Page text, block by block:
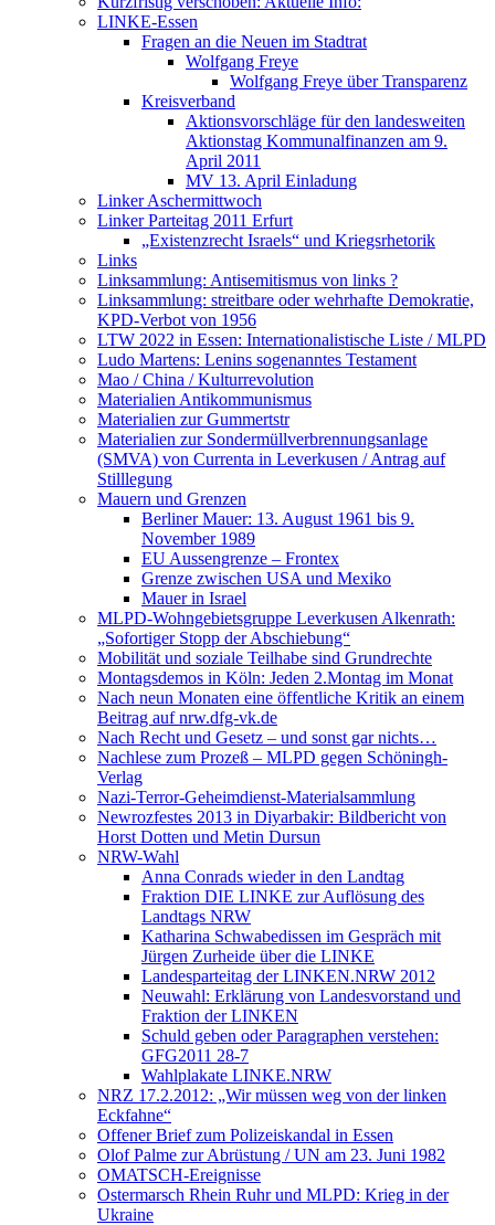
LINKE-Essen
Fragen an die Neuen im Stadtrat
Wolfgang Freye
Wolfgang Freye über Transparenz
Kreisverband
Aktionsvorschläge für den landesweiten
Aktionstag Kommunalfinanzen am 9.
April 2011
MV 13. April Einladung
Linker Aschermittwoch
Linker Parteitag 2011 Erfurt
„Existenzrecht Israels“ und Kriegsrhetorik
Links
Linksammlung: Antisemitismus von links ?
Linksammlung: streitbare oder wehrhafte Demokratie,
KPD-Verbot von 1956
LTW 2022 in Essen: Internationalistische Liste / MLPD
Ludo Martens: Lenins sogenanntes Testament
Mao / China / Kulturrevolution
Materialien Antikommunismus
Materialien zur Gummertstr
Materialien zur Sondermüllverbrennungsanlage
(SMVA) von Currenta in Leverkusen / Antrag auf
Stilllegung
Mauern und Grenzen
Berliner Mauer: 13. August 1961 bis 9.
November 1989
EU Aussengrenze – Frontex
Grenze zwischen USA und Mexiko
Mauer in Israel
MLPD-Wohngebietsgruppe Leverkusen Alkenrath:
„Sofortiger Stopp der Abschiebung“
Mobilität und soziale Teilhabe sind Grundrechte
Montagsdemos in Köln: Jeden 2.Montag im Monat
Nach neun Monaten eine öffentliche Kritik an einem
Beitrag auf nrw.dfg-vk.de
Nach Recht und Gesetz – und sonst gar nichts…
Nachlese zum Prozeß – MLPD gegen Schöningh-
Verlag
Nazi-Terror-Geheimdienst-Materialsammlung
Newrozfestes 2013 in Diyarbakir: Bildbericht von
Horst Dotten und Metin Dursun
NRW-Wahl
Anna Conrads wieder in den Landtag
Fraktion DIE LINKE zur Auflösung des
Landtags NRW
Katharina Schwabedissen im Gespräch mit
Jürgen Zurheide über die LINKE
Landesparteitag der LINKEN.NRW 2012
Neuwahl: Erklärung von Landesvorstand und
Fraktion der LINKEN
Schuld geben oder Paragraphen verstehen:
GFG2011 28-7
Wahlplakate LINKE.NRW
NRZ 17.2.2012: „Wir müssen weg von der linken
Eckfahne“
Offener Brief zum Polizeiskandal in Essen
Olof Palme zur Abrüstung / UN am 23. Juni 1982
OMATSCH-Ereignisse
Ostermarsch Rhein Ruhr und MLPD: Krieg in der
Ukraine